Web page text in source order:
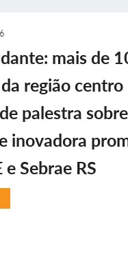
mais de
região centro
palestra sobre
inovadora
e Sebrae RS